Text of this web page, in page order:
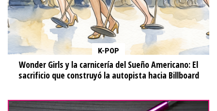
K-POP
Wonder Girls y la carnicería del Sueño Americano: El
sacrificio que construyó la autopista hacia Billboard